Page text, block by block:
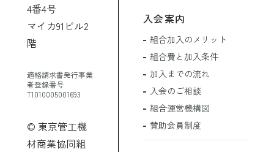
4番4号
マイカ91ビル2
階
適格請求書発行事業
者登録番号
T1010005001693
© 東京管工機
材商業協同組
入会案内
組合加入のメリット
組合費と加入条件
加入までの流れ
入会のご相談
組合運営機構図
賛助会員制度